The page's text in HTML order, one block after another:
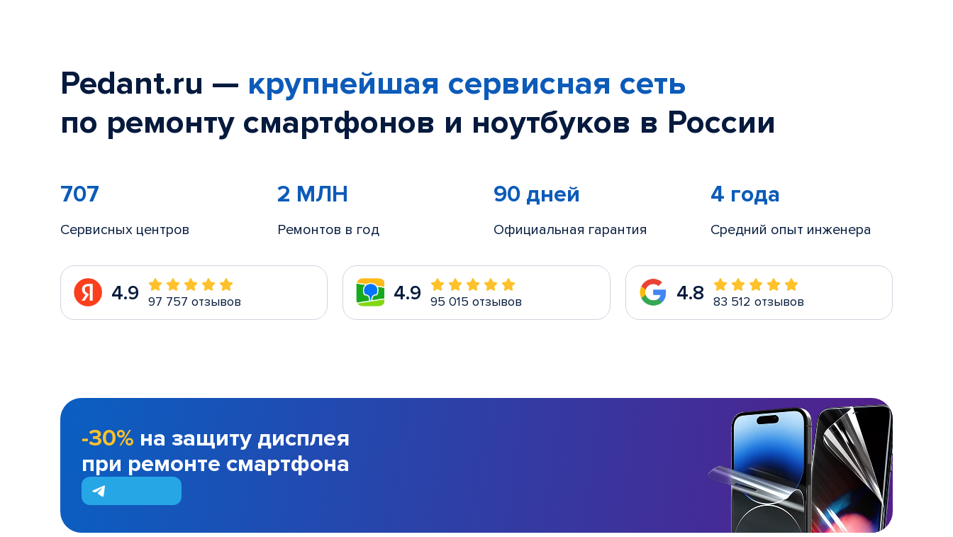
Pedant.ru — крупнейшая сервисная сеть
по ремонту смартфонов и ноутбуков в России
707
Сервисных центров
2 МЛН
Ремонтов в год
90 дней
Официальная гарантия
4 года
Средний опыт инженера
4.9 97 757 отзывов 4.9 95 015 отзывов 4.8 83 512 отзывов
-30% на защиту дисплея
при ремонте смартфона